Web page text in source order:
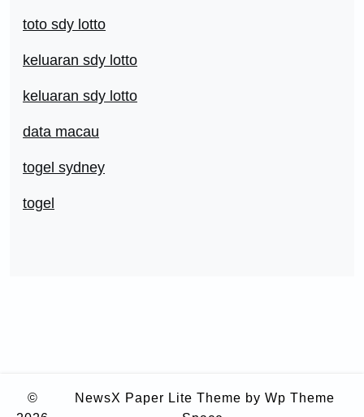
toto sdy lotto
keluaran sdy lotto
keluaran sdy lotto
data macau
togel sydney
togel
©
NewsX Paper Lite Theme by Wp Theme